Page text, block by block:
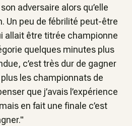
adversaire alors qu’elle
Un peu de fébrilité peut-être
allait être titrée championne
quelques minutes plus
c’est très dur de gagner
les championnats de
que j’avais l’expérience
en fait une finale c’est